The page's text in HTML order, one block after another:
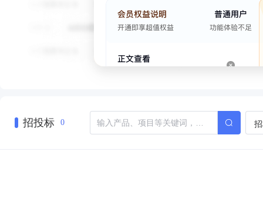
招投标 0